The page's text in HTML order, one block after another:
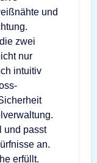
und
zwei
nur
intuitiv
und passt
an.
erfüllt.